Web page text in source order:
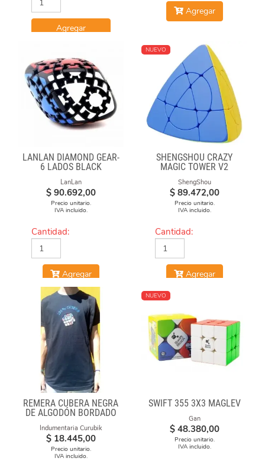
Agregar
Agregar
LANLAN DIAMOND GEAR-
6 LADOS BLACK
LanLan
$ 90.692,00
Precio unitario.
IVA incluido.
Cantidad:
Agregar
NUEVO
SHENGSHOU CRAZY
MAGIC TOWER V2
ShengShou
$ 89.472,00
Precio unitario.
IVA incluido.
Cantidad:
Agregar
REMERA CUBERA NEGRA
DE ALGODÓN BORDADO
100% CUBERO
Indumentaria Curubik
$ 18.445,00
Precio unitario.
IVA incluido.
NUEVO
SWIFT 355 3X3 MAGLEV
Gan
$ 48.380,00
Precio unitario.
IVA incluido.